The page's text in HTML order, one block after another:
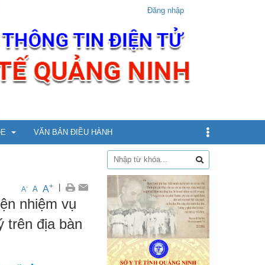
Đăng nhập
5 - dưới 12 tuổi
VĂN BẢN ĐIỀU HÀNH
A- A A+ |
nhiệm vụ
trên địa bàn